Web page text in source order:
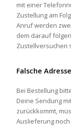
mit einer
Zustellung am
Anruf werden
dem darauf
Zustellversuchen
Falsche Adresse
Bei Bestellung
Deine Sendung
zurückkommt,
Auslieferung